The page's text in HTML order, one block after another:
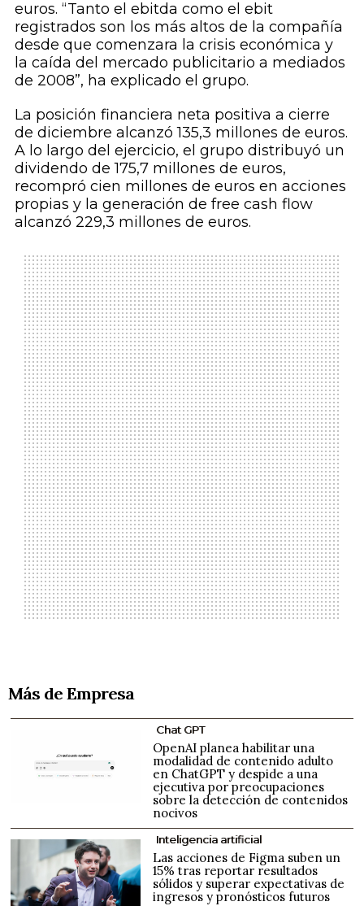
euros. “Tanto el ebitda como el ebit
registrados son los más altos de la compañía
desde que comenzara la crisis económica y
la caída del mercado publicitario a mediados
de 2008”, ha explicado el grupo.
La posición financiera neta positiva a cierre
de diciembre alcanzó 135,3 millones de euros.
A lo largo del ejercicio, el grupo distribuyó un
dividendo de 175,7 millones de euros,
recompró cien millones de euros en acciones
propias y la generación de free cash flow
alcanzó 229,3 millones de euros.
Más de Empresa
Chat GPT
OpenAI planea habilitar una
modalidad de contenido adulto
en ChatGPT y despide a una
ejecutiva por preocupaciones
sobre la detección de contenidos
nocivos
Inteligencia artificial
Las acciones de Figma suben un
15% tras reportar resultados
sólidos y superar expectativas de
ingresos y pronósticos futuros